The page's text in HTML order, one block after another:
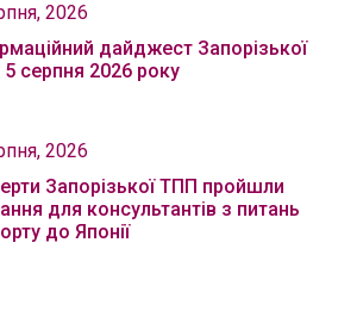
2026
дайджест Запорізької
серпня 2026 року
2026
Запорізької ТПП пройшли
для консультантів з питань
до Японії